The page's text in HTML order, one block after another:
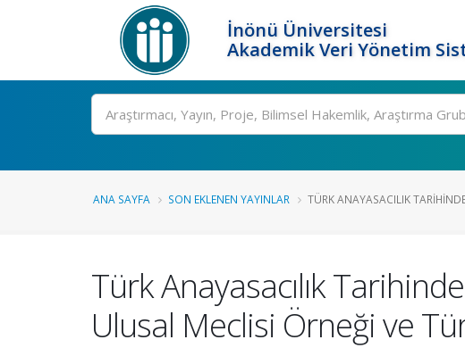
İnönü Üniversitesi
Akademik Veri Yönetim
Ara
ANA SAYFA SON EKLENEN YAYINLAR TÜRK ANAYASACILIK
Türk Anayasacılık
Ulusal Meclisi Örneği ve